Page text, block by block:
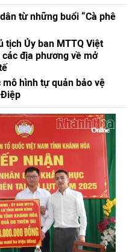
từ những buổi “Cà phê
tịch Ủy ban MTTQ Việt
địa phương về mở
hình tự quản bảo vệ